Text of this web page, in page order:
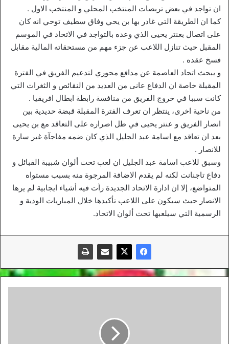
ان تواجد في بعض تربصات المنتخب المحلي و المنتخب الاول .
كما ان الطريقة التي غادر بها بن يحي وفاق سطيف توحي انه كان
على اتصال بعنتر يحيى الذي وعده بالتواجد في الاتحاد في الموسم
المقبل حيث تنازل اللاعب عن جزء مهم من مستحقاته المالية مقابل
فسخ عقده .
و يبحث اتحاد العاصمة عن مدافع محوري لتدعيم الفريق في الفترة
المقبلة خاصة ان الدفاع عانى من العديد من النقائص و الثغرات التي
كانت سببا في خروج الفريق من منافسة رابطة ابطال افريقيا .
من ناحية اخرى، ينتظر ان تعرف الفترة المقبلة قبضة حديدية بين
انصار الفريق و عنتر يحيى في ظل اصراره على التعاقد مع بن يحيى
بعد ان تعاقد مع اسامة عبد الجليل الذي كان ضمه مفاجآة غير سارة
للانصار .
وسبق للاعب اسامة عبد الجليل ان لعب تحت ألوان شبيبة القبائل و
دفاع تاجنانت لكنه لم يقدم الاضافة المرجوة منه بسبب مستواه
المتواضع، إلا ان ادارة الاتحاد الجديدة رأت فيه أشياء ايجابية لم يرها
الانصار حيث سيكون على اللاعب تأكيدها خلال المباريات الودية و
الرسمية التي سيلعبها تحت ألوان الاتحاد.